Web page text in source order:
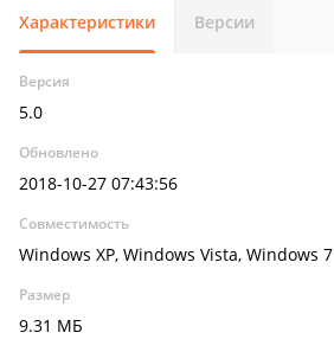
Характеристики Версии
Версия
5.0
Обновлено
2018-10-27 07:43:56
Совместимость
Windows XP, Windows Vista, Windows 7
Размер
9.31 МБ